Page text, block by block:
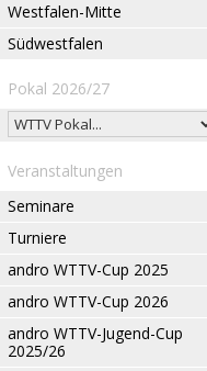
Westfalen-Mitte
Südwestfalen
Pokal 2026/27
Veranstaltungen
Seminare
Turniere
andro WTTV-Cup 2025
andro WTTV-Cup 2026
andro WTTV-Jugend-Cup
2025/26